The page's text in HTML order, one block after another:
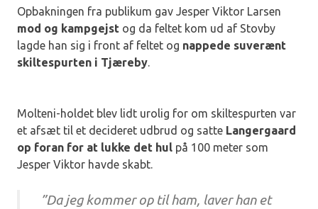
Opbakningen fra publikum gav Jesper Viktor Larsen
mod og kampgejst og da feltet kom ud af Stovby
lagde han sig i front af feltet og nappede suverænt
skiltespurten i Tjæreby.
Molteni-holdet blev lidt urolig for om skiltespurten var
et afsæt til et decideret udbrud og satte Langergaard
op foran for at lukke det hul på 100 meter som
Jesper Viktor havde skabt.
”Da jeg kommer op til ham, laver han et